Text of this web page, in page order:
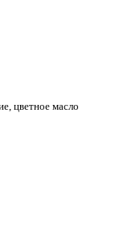
цветное масло